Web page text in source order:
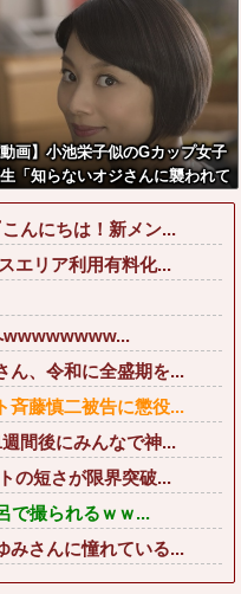
画】小池栄子似のGカップ女子
「知らないオジさんに襲われて
パイ揉まれた」
んにちは！新メン...
エリア利用有料化...
wwwwwwww...
ん、令和に全盛期を...
斉藤慎二被告に懲役...
間後にみんなで神...
の短さが限界突破...
で撮られるｗｗ...
みさんに憧れている...